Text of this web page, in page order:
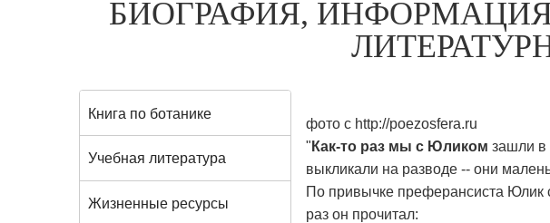
БИОГРАФИЯ,
Книга по ботанике
Учебная литература
Жизненные ресурсы
фото с http://poezosfera.ru
" Как-то раз мы с Юликом зашли в
выкликали на разводе -- они
По привычке преферансиста Юлик
раз он прочитал: